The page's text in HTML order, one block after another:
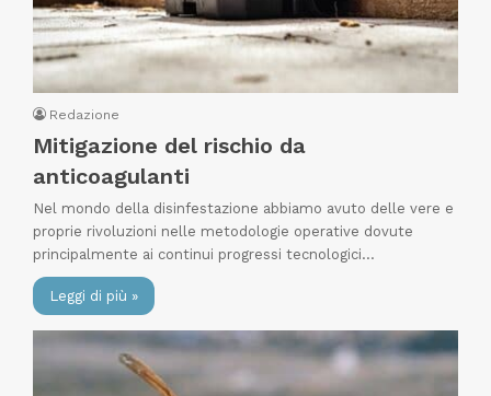
Redazione
Mitigazione del rischio da
anticoagulanti
Nel mondo della disinfestazione abbiamo avuto delle vere e
proprie rivoluzioni nelle metodologie operative dovute
principalmente ai continui progressi tecnologici…
Leggi di più »